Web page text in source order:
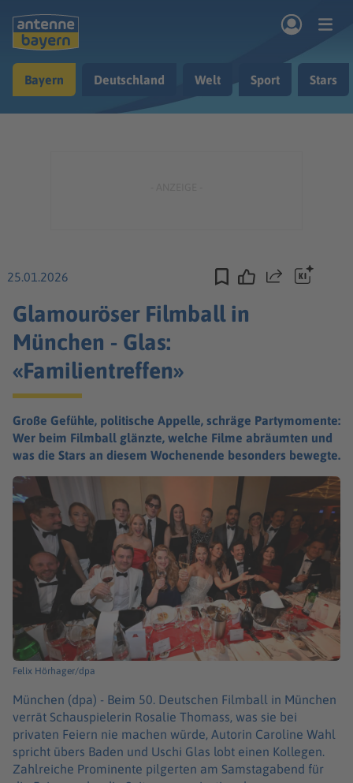
Musik & Radio
Bayern Deutschland Welt Sport Stars
25.01.2026 Teilen
Glamouröser Filmball in
München - Glas:
«Familientreffen»
Große Gefühle, politische Appelle, schräge Partymomente:
Wer beim Filmball glänzte, welche Filme abräumten und
was die Stars an diesem Wochenende besonders bewegte.
Felix Hörhager/dpa
München (dpa) - Beim 50. Deutschen Filmball in München
verrät Schauspielerin Rosalie Thomass, was sie bei
privaten Feiern nie machen würde, Autorin Caroline Wahl
spricht übers Baden und Uschi Glas lobt einen Kollegen.
Zahlreiche Prominente pilgerten am Samstagabend für